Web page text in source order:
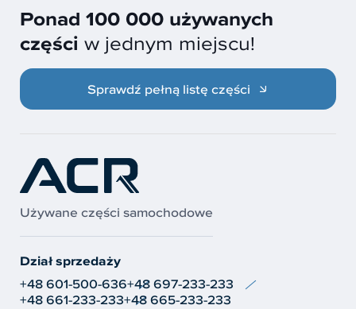
Ponad 100 000 używanych
części w jednym miejscu!
Sprawdź pełną listę części
Używane części samochodowe
Dział sprzedaży
+48 601-500-636+48 697-233-233
+48 661-233-233+48 665-233-233